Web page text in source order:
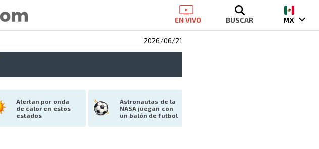
EN VIVO BUSCAR MX
2026/06/21
Alertan por onda
de calor en estos
estados
Astronautas de la
NASA juegan con
un balón de futbol